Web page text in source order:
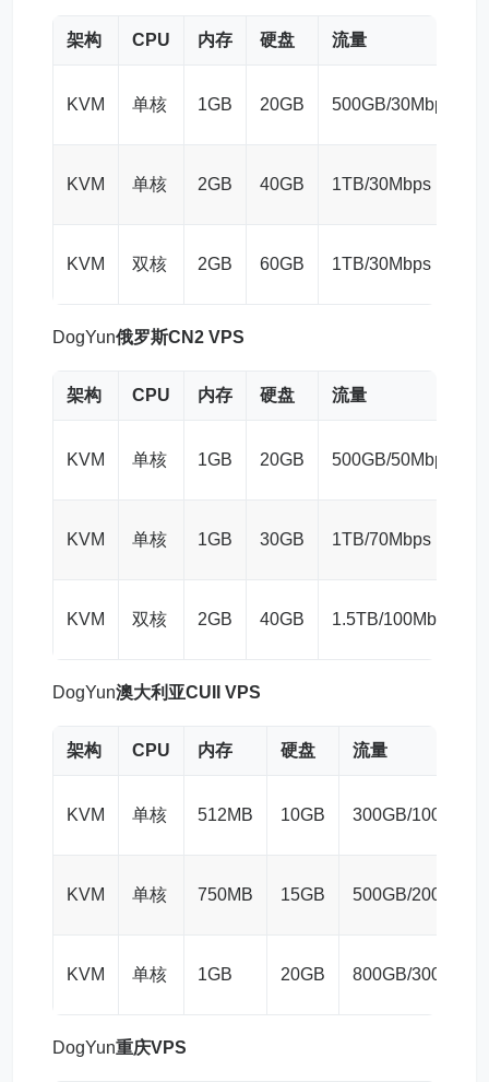
架构 CPU 内存 硬盘 流量
KVM 单核 1GB 20GB 500GB/30Mbps
KVM 单核 2GB 40GB 1TB/30Mbps
KVM 双核 2GB 60GB 1TB/30Mbps
DogYun俄罗斯CN2 VPS
架构 CPU 内存 硬盘 流量
KVM 单核 1GB 20GB 500GB/50Mbps
KVM 单核 1GB 30GB 1TB/70Mbps
KVM 双核 2GB 40GB 1.5TB/100Mbps
DogYun澳大利亚CUII VPS
架构 CPU 内存 硬盘 流量
KVM 单核 512MB 10GB 300GB/100Mbps
KVM 单核 750MB 15GB 500GB/200Mbps
KVM 单核 1GB 20GB 800GB/300Mbps
DogYun重庆VPS